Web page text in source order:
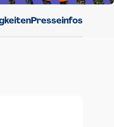
Presseinfos